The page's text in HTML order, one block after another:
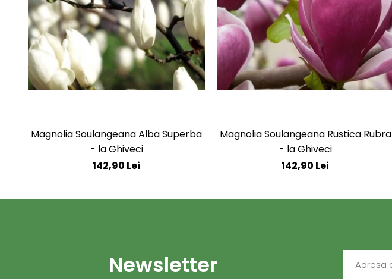
Magnolia Soulangeana Alba Superba
- la Ghiveci
142,90 Lei
Magnolia Soulangeana Rustica Rubra
- la Ghiveci
142,90 Lei
Newsletter